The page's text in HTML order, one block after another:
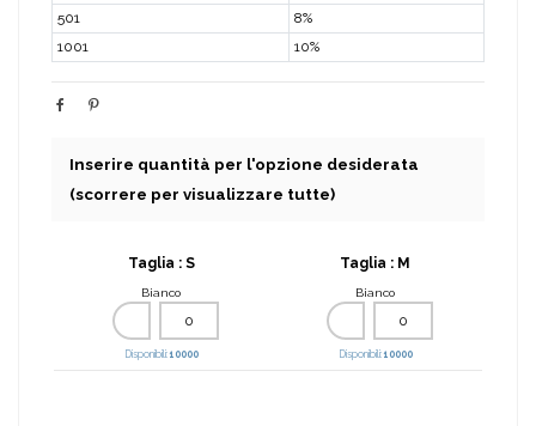
501
8%
1001
10%
Inserire quantità per l'opzione desiderata
(scorrere per visualizzare tutte)
Taglia : S
Bianco
Disponibili:10000
Taglia : M
Bianco
Disponibili:10000